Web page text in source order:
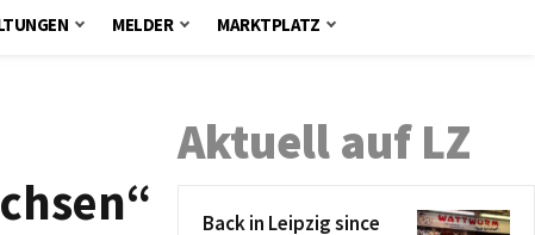
MELDER MARKTPLATZ
Aktuell auf LZ
Back in Leipzig since